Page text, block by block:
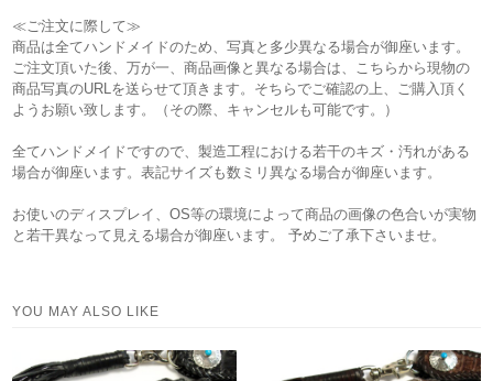
≪ご注文に際して≫
商品は全てハンドメイドのため、写真と多少異なる場合が御座います。
ご注文頂いた後、万が一、商品画像と異なる場合は、こちらから現物の
商品写真のURLを送らせて頂きます。そちらでご確認の上、ご購入頂く
ようお願い致します。（その際、キャンセルも可能です。）
全てハンドメイドですので、製造工程における若干のキズ・汚れがある
場合が御座います。表記サイズも数ミリ異なる場合が御座います。
お使いのディスプレイ、OS等の環境によって商品の画像の色合いが実物
と若干異なって見える場合が御座います。 予めご了承下さいませ。
YOU MAY ALSO LIKE